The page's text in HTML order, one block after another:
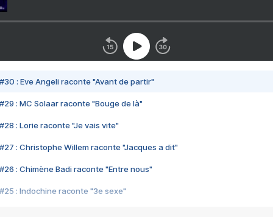
#30 : Eve Angeli raconte "Avant de partir"
#29 : MC Solaar raconte "Bouge de là"
#28 : Lorie raconte "Je vais vite"
#27 : Christophe Willem raconte "Jacques a dit"
#26 : Chimène Badi raconte "Entre nous"
#25 : Indochine raconte "3e sexe"